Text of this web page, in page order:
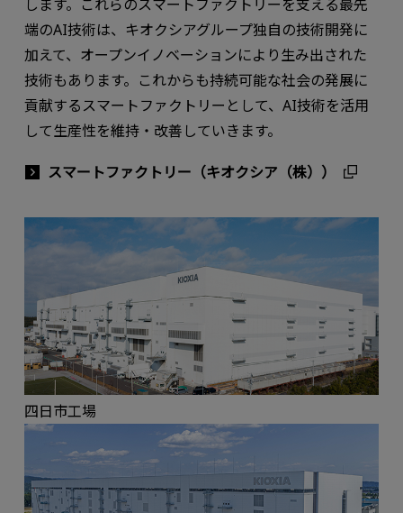
します。これらのスマートファクトリーを支える最先
端のAI技術は、キオクシアグループ独自の技術開発に
加えて、オープンイノベーションにより生み出された
技術もあります。これからも持続可能な社会の発展に
貢献するスマートファクトリーとして、AI技術を活用
して生産性を維持・改善していきます。
スマートファクトリー（キオクシア（株））
四日市工場